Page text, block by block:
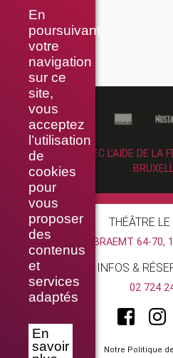
En
poursuivant
votre
navigation
sur ce
site,
vous
acceptez
l’utilisation
de
cookies
pour
vous
proposer
des
contenus
et
services
adaptés
En
savoir
RÉALISÉ AVEC L’AIDE DE LA
THÉÂTRE
RUE BRAEMT 64-70,
INFOS &
02 724
Notre Politique